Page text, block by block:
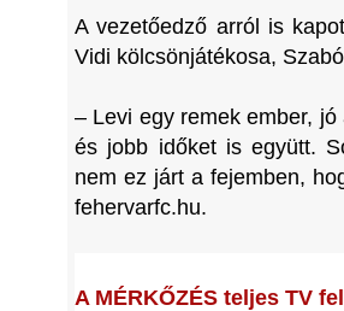
A vezetőedző arról is
Vidi kölcsönjátékosa,
– Levi egy remek ember,
és jobb időket is együtt.
nem ez járt a fejemben,
fehervarfc.hu.
A MÉRKŐZÉS teljes TV